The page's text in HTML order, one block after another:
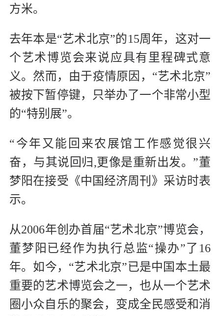
方米。
去年本是“艺术北京”的15周年，这对一
个艺术博览会来说应具有里程碑式意
义。然而，由于疫情原因，“艺术北京”
被按下暂停键，只举办了一个非常小型
的“特别展”。
“今年又能回来农展馆工作感觉很兴
奋，与其说回归,更像是重新出发。”董
梦阳在接受《中国经济周刊》采访时表
示。
从2006年创办首届“艺术北京”博览会，
董梦阳已经作为执行总监“操办”了16
年。如今，“艺术北京”已是中国本土最
重要的艺术博览会之一，也从一个艺术
圈小众自乐的聚会，变成全民感受和消